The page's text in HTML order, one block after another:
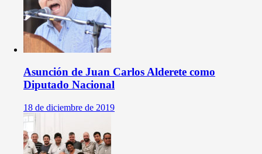
Asunción de Juan Carlos Alderete como
Diputado Nacional
18 de diciembre de 2019